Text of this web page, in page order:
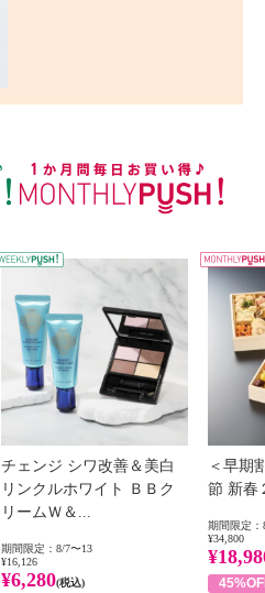
WEEKLY PUSH
チェンジ シワ改善＆美白
リンクルホワイト ＢＢク
リームＷ＆...
期間限定：8/7〜13
¥16,126
¥6,280(税込)
＜早期
節 新春
期間限定：
¥34,800